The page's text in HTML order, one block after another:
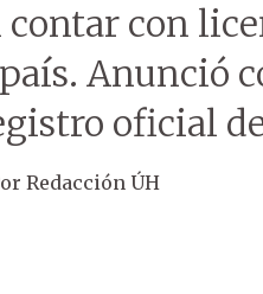
con
Anunció
oficial
Redacción ÚH